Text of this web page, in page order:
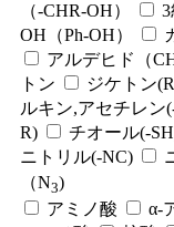
（-CHR-OH）
3
OH（Ph-OH）
アルデヒド（
トン
ジケトン
ルキン,アセチレン
R)
チオール(-
ニトリル(-NC)
（N3)
アミノ酸
α-